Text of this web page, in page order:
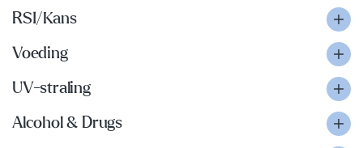
RSI/Kans
Voeding
UV-straling
Alcohol & Drugs